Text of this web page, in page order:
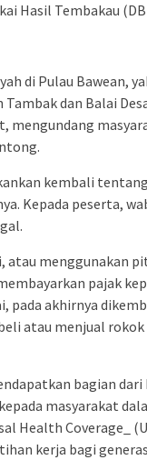
Hasil Tembakau
di Pulau Bawean,
Tambak dan Balai
mengundang
kembali
Kepada peserta,
menggunakan
pajak
pada akhirnya
atau menjual
bagian dari
masyarakat
Health Coverage_
kerja bagi